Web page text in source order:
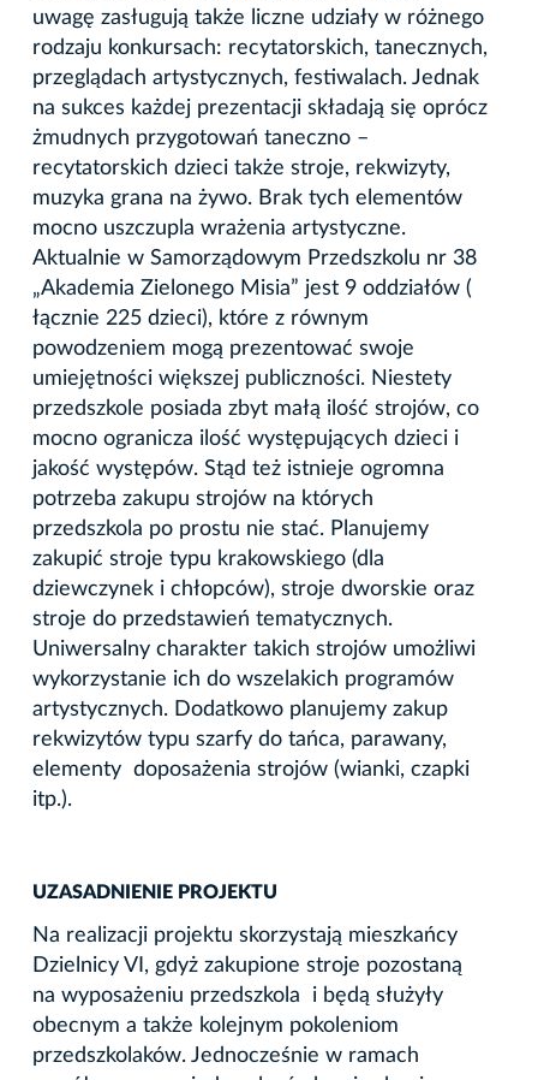
uwagę zasługują także liczne udziały w różnego
rodzaju konkursach: recytatorskich, tanecznych,
przeglądach artystycznych, festiwalach. Jednak
na sukces każdej prezentacji składają się oprócz
żmudnych przygotowań taneczno –
recytatorskich dzieci także stroje, rekwizyty,
muzyka grana na żywo. Brak tych elementów
mocno uszczupla wrażenia artystyczne.
Aktualnie w Samorządowym Przedszkolu nr 38
„Akademia Zielonego Misia” jest 9 oddziałów (
łącznie 225 dzieci), które z równym
powodzeniem mogą prezentować swoje
umiejętności większej publiczności. Niestety
przedszkole posiada zbyt małą ilość strojów, co
mocno ogranicza ilość występujących dzieci i
jakość występów. Stąd też istnieje ogromna
potrzeba zakupu strojów na których
przedszkola po prostu nie stać. Planujemy
zakupić stroje typu krakowskiego (dla
dziewczynek i chłopców), stroje dworskie oraz
stroje do przedstawień tematycznych.
Uniwersalny charakter takich strojów umożliwi
wykorzystanie ich do wszelakich programów
artystycznych. Dodatkowo planujemy zakup
rekwizytów typu szarfy do tańca, parawany,
elementy doposażenia strojów (wianki, czapki
itp.).
UZASADNIENIE PROJEKTU
Na realizacji projektu skorzystają mieszkańcy
Dzielnicy VI, gdyż zakupione stroje pozostaną
na wyposażeniu przedszkola i będą służyły
obecnym a także kolejnym pokoleniom
przedszkolaków. Jednocześnie w ramach